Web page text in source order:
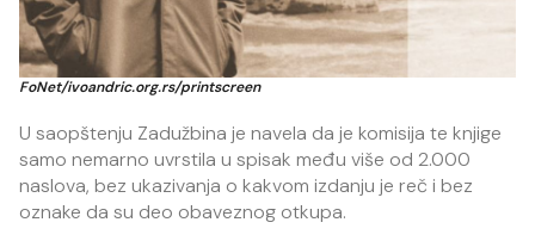
FoNet/ivoandric.org.rs/printscreen
U saopštenju Zadužbina je navela da je komisija te knjige
samo nemarno uvrstila u spisak među više od 2.000
naslova, bez ukazivanja o kakvom izdanju je reč i bez
oznake da su deo obaveznog otkupa.